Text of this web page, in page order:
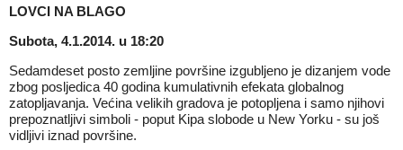
LOVCI NA BLAGO
Subota, 4.1.2014. u 18:20
Sedamdeset posto zemljine površine izgubljeno je dizanjem vode
zbog posljedica 40 godina kumulativnih efekata globalnog
zatopljavanja. Većina velikih gradova je potopljena i samo njihovi
prepoznatljivi simboli - poput Kipa slobode u New Yorku - su još
vidljivi iznad površine.